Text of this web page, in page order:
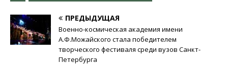
ПРЕДЫДУЩАЯ
Военно-космическая академия имени
А.Ф.Можайского стала победителем
творческого фестиваля среди вузов Санкт-
Петербурга